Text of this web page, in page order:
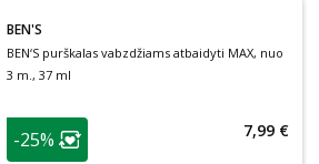
BEN'S
BEN‘S purškalas vabzdžiams atbaidyti MAX, nuo
3 m., 37 ml
patarimas
Lojalumo klubo narių nuolaida
-25% 7,99 €